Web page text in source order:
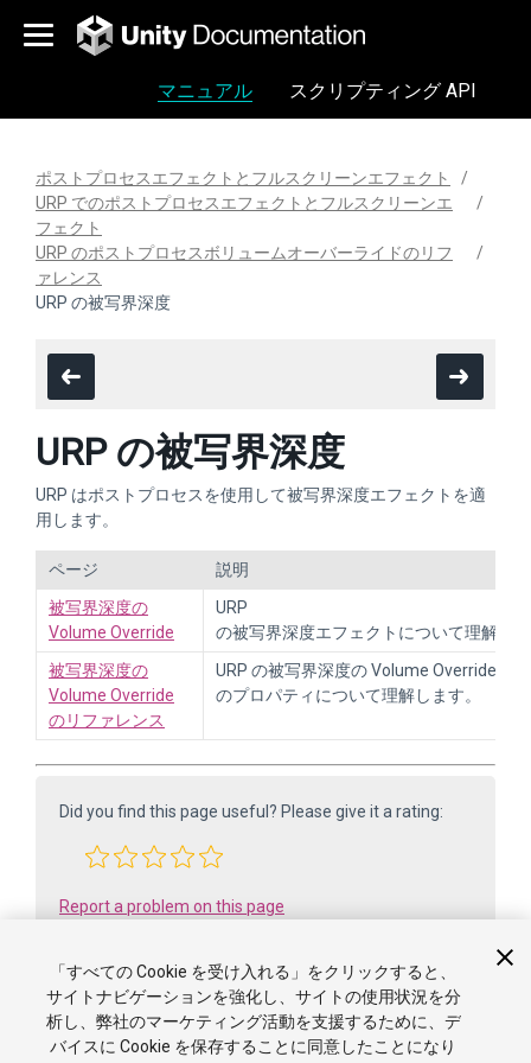
マニュアル スクリプティング API
ポストプロセスエフェクトとフルスクリーンエフェクト
URP でのポストプロセスエフェクトとフルスクリーンエ
フェクト
URP のポストプロセスボリュームオーバーライドのリフ
ァレンス
URP の被写界深度
URP の被写界深度
URP はポストプロセスを使用して被写界深度エフェクトを適
用します。
ページ
説明
被写界深度の
Volume Override
URP
の被写界深度エフェクトについて理解し
被写界深度の
Volume Override
のリファレンス
URP の被写界深度の Volume Override
のプロパティについて理解します。
Did you find this page useful? Please give it a rating:
Report a problem on this page
「すべての Cookie を受け入れる」をクリックすると、
サイトナビゲーションを強化し、サイトの使用状況を分
析し、弊社のマーケティング活動を支援するために、デ
バイスに Cookie を保存することに同意したことになり